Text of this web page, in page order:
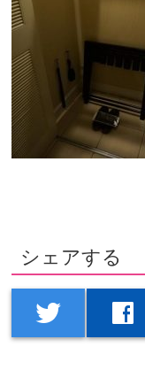
シェアする
twitter facebook